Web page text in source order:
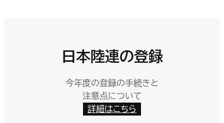
日本陸連の登録
今年度の登録の手続きと
注意点について
詳細はこちら